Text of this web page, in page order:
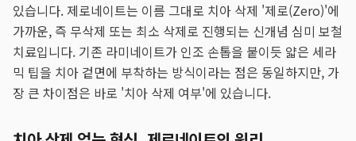
있습니다. 제로네이트는 이름 그대로 치아 삭제 '제로(Zero)'에
가까운, 즉 무삭제 또는 최소 삭제로 진행되는 신개념 심미 보철
치료입니다. 기존 라미네이트가 인조 손톱을 붙이듯 얇은 세라
믹 팁을 치아 겉면에 부착하는 방식이라는 점은 동일하지만, 가
장 큰 차이점은 바로 '치아 삭제 여부'에 있습니다.